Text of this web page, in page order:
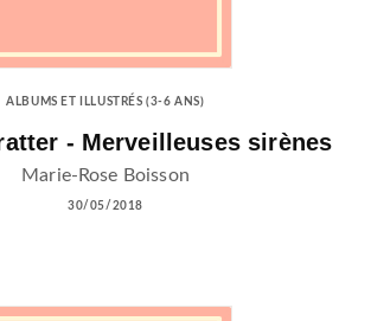
ALBUMS ET ILLUSTRÉS (3-6 ANS)
- Merveilleuses sirènes
Marie-Rose Boisson
30/05/2018